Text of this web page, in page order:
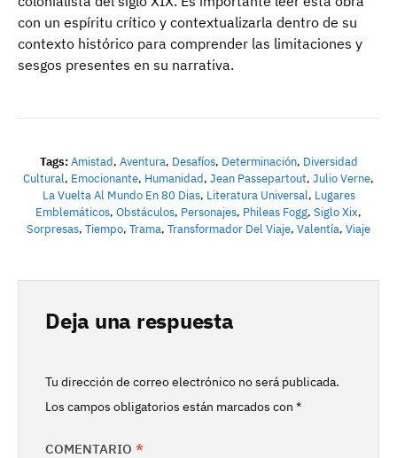
con un espíritu crítico y contextualizarla dentro de su
contexto histórico para comprender las limitaciones y
sesgos presentes en su narrativa.
Tags: Amistad, Aventura, Desafíos, Determinación, Diversidad
Cultural, Emocionante, Humanidad, Jean Passepartout, Julio Verne,
La Vuelta Al Mundo En 80 Dias, Literatura Universal, Lugares
Emblemáticos, Obstáculos, Personajes, Phileas Fogg, Siglo Xix,
Sorpresas, Tiempo, Trama, Transformador Del Viaje, Valentía, Viaje
Deja una respuesta
Tu dirección de correo electrónico no será publicada.
Los campos obligatorios están marcados con *
COMENTARIO *